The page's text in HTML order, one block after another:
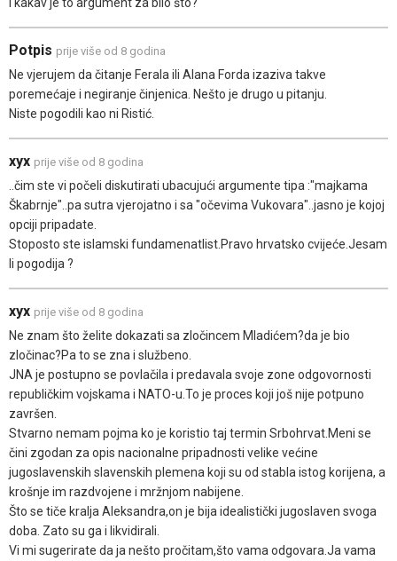
Potpis prije više od 8 godina
Ne vjerujem da čitanje Ferala ili Alana Forda izaziva takve
poremećaje i negiranje činjenica. Nešto je drugo u pitanju.
Niste pogodili kao ni Ristić.
xyx prije više od 8 godina
..čim ste vi počeli diskutirati ubacujući argumente tipa :"majkama
Škabrnje"..pa sutra vjerojatno i sa "očevima Vukovara"..jasno je kojoj
opciji pripadate.
Stoposto ste islamski fundamenatlist.Pravo hrvatsko cvijeće.Jesam
li pogodija ?
xyx prije više od 8 godina
Ne znam što želite dokazati sa zločincem Mladićem?da je bio
zločinac?Pa to se zna i službeno.
JNA je postupno se povlačila i predavala svoje zone odgovornosti
republičkim vojskama i NATO-u.To je proces koji još nije potpuno
završen.
Stvarno nemam pojma ko je koristio taj termin Srbohrvat.Meni se
čini zgodan za opis nacionalne pripadnosti velike većine
jugoslavenskih slavenskih plemena koji su od stabla istog korijena, a
krošnje im razdvojene i mržnjom nabijene.
Što se tiče kralja Aleksandra,on je bija idealistički jugoslaven svoga
doba. Zato su ga i likvidirali.
Vi mi sugerirate da ja nešto pročitam,što vama odgovara.Ja vama